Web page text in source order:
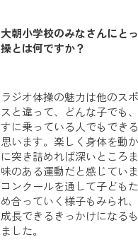
大朝小学校のみなさんにと
操とは何ですか？
ラジオ体操の魅力は他のス
スと違って、どんな子でも
すに乗っている人でもでき
思います。楽しく身体を動
に突き詰めれば深いところ
味のある運動だと感じていま
コンクールを通して子ども
め合っていく様子もみられ
成長できるきっかけになる
ました。